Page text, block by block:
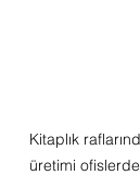
Kitaplık
üretimi ofislerde